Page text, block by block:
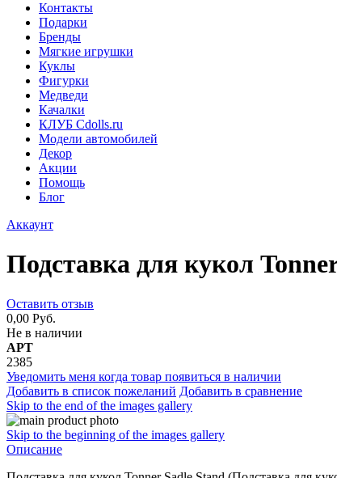
Контакты
Подарки
Бренды
Мягкие игрушки
Куклы
Фигурки
Медведи
Качалки
КЛУБ Cdolls.ru
Модели автомобилей
Декор
Акции
Помощь
Блог
Аккаунт
Подставка для кукол
Оставить отзыв
0,00 Руб.
Не в наличии
АРТ
2385
Уведомить меня когда товар появиться в наличии
Добавить в список пожеланий Добавить в сравнение
Skip to the end of the images gallery
Skip to the beginning of the images gallery
Описание